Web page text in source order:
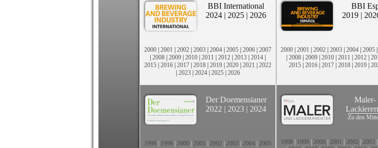
BBI International
2024 | 2025 | 2026
2000 | 2001 | 2002 | 2003 | 2004 | 2005 | 2006 | 2007
| 2008 | 2009 | 2010 | 2011 | 2012 | 2013 | 2014 |
2015 | 2016 | 2017 | 2018 | 2019 | 2020 | 2021 | 2022
| 2023| 2024| 2025| 2026
BBI
2019 |
2000 | 2001 | 2002 | 2003 | 2004 | 2005 |
| 2008 | 2009 | 2010 | 2011 | 2012 |
2015 | 2016 | 2017 | 2018 | 2019 |
Der Doemensianer
2022 | 2023 | 2024
1998 1999 2000 2001 2002 2003 2004 2005
Maler-
Zu den
1998 1999 2000 2001 2002 2003